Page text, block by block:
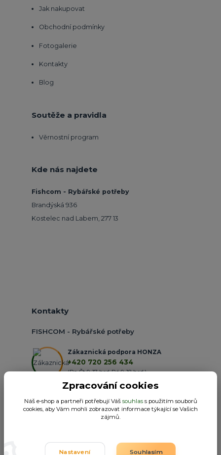
Jak nakupovat
Obchodní podmínky
Fotogalerie
Kontakty
Blog
Soutěže a pravidla
Věrnostní program
Kde nás najdete
Fishcom - Rybářské potřeby
Brandýská 936
Kostelec nad Labem, 277 13
Kontakty
FISHCOM - Rybářské potřeby
Zákaznická podpora HONZA
+420 720 256 434
(Po-Čt 9-17 hod.,Pá 9-18 hod.)
Zpracování cookies
Náš e-shop a partneři potřebují Váš souhlass použitím souborů
cookies, aby Vám mohli zobrazovat informace týkající se Vašich
zájmů.
Nastavení Souhlasím